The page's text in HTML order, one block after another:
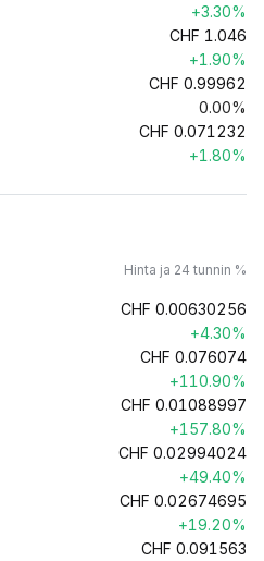
+3.30%
CHF 1.046
+1.90%
CHF 0.99962
0.00%
CHF 0.071232
+1.80%
Hinta ja 24 tunnin %
CHF 0.00630256
+4.30%
CHF 0.076074
+110.90%
CHF 0.01088997
+157.80%
CHF 0.02994024
+49.40%
CHF 0.02674695
+19.20%
CHF 0.091563